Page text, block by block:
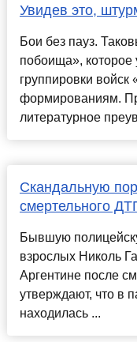
Увидев это,
Бои без пауз.
побоища», которое
группировки войск
формированиям.
литературное
Скандальную
смертельного
Бывшую
взрослых Николь
Аргентине после
утверждают, что в
находилась ...